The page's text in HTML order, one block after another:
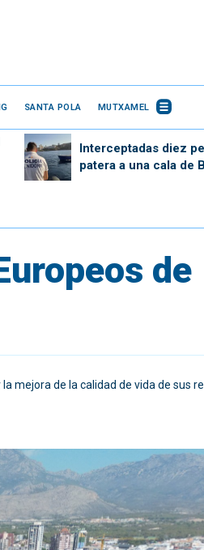
SANTA POLA MUTXAMEL
Interceptadas diez
patera a una cala de
de
mejora de la calidad de vida de sus